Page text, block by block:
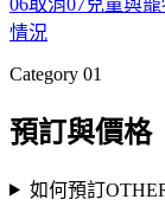
情況
Category 01
預訂與價格
如何預訂